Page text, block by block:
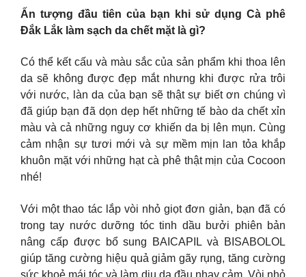
Ấn tượng đầu tiên của bạn khi sử dụng Cà phê
Đắk Lắk làm sạch da chết mặt là gì?
Có thể kết cấu và màu sắc của sản phẩm khi thoa lên
da sẽ không được đẹp mắt nhưng khi được rửa trôi
với nước, làn da của bạn sẽ thật sự biết ơn chúng vì
đã giúp bạn đã dọn dẹp hết những tế bào da chết xỉn
màu và cả những nguy cơ khiến da bị lên mụn. Cùng
cảm nhận sự tươi mới và sự mềm mịn lan tỏa khắp
khuôn mặt với những hạt cà phê thật mịn của Cocoon
nhé!
Với một thao tác lắp vòi nhỏ giọt đơn giản, bạn đã có
trong tay nước dưỡng tóc tinh dầu bưởi phiên bản
nâng cấp được bổ sung BAICAPIL và BISABOLOL
giúp tăng cường hiệu quả giảm gãy rụng, tăng cường
sức khoẻ mái tóc và làm dịu da đầu nhạy cảm. Vòi nhỏ